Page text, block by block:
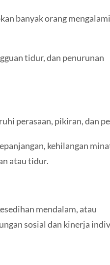
banyak orang
tidur, dan penurunan
perasaan, pikiran, dan
kehilangan
atau tidur.
mendalam, atau
sosial dan kinerja